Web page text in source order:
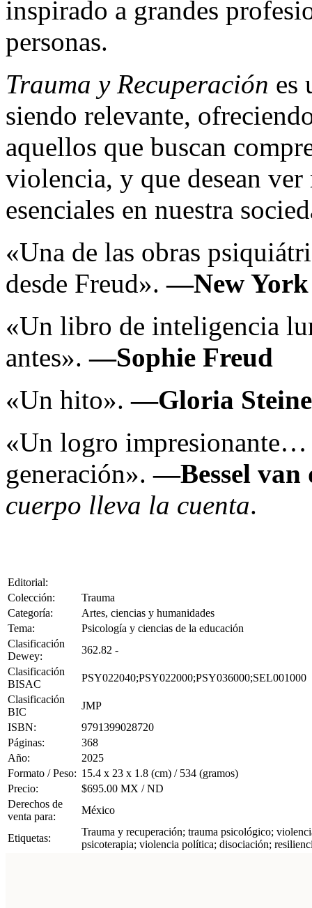
inspirado a grandes
personas.
Trauma y Recuperación es
siendo relevante,
aquellos que buscan
violencia, y que desean ver
esenciales en nuestra
«Una de las obras
desde Freud».—New York
«Un libro de inteligencia
antes».—Sophie Freud
«Un hito».—Gloria
«Un logro impresionante…
generación».—Bessel van
cuerpo lleva la cuenta.
Editorial:
Colección:
Trauma
Categoría:
Artes, ciencias y humanidades
Tema:
Psicología y ciencias de la educación
Clasificación
Dewey:
362.82 -
Clasificación
BISAC
PSY022040;PSY022000;PSY036000;SEL001000
Clasificación
BIC
JMP
ISBN:
9791399028720
Páginas:
368
Año:
2025
Formato / Peso: 15.4 x 23 x 1.8 (cm) / 534 (gramos)
Precio:
$695.00 MX / ND
Derechos de
venta para:
México
Etiquetas:
Trauma y recuperación; trauma psicológico;
psicoterapia; violencia política; disociación;